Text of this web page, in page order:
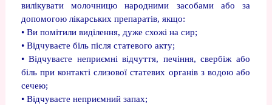
вилікувати молочницю народними засобами або за
допомогою лікарських препаратів, якщо:
• Ви помітили виділення, дуже схожі на сир;
• Відчуваєте біль після статевого акту;
• Відчуваєте неприємні відчуття, печіння, свербіж або
біль при контакті слизової статевих органів з водою або
сечею;
• Відчуваєте неприємний запах;